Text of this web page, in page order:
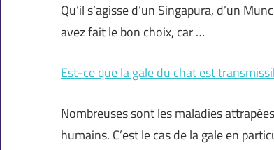
Qu’il s’agisse d’un Singapura, d’un
avez fait le bon choix, car …
Est-ce que la gale du chat est
Nombreuses sont les maladies
humains. C’est le cas de la gale en